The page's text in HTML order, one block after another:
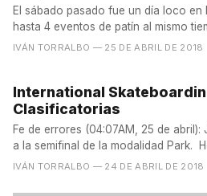
El sábado pasado fue un día loco
hasta 4 eventos de patín al mismo
IVÁN TORRALBO — 25 DE ABRIL DE 2018
International
Clasificatorias
Fe de errores (04:07AM, 25 de abril):
a
IVÁN TORRALBO — 24 DE ABRIL DE 2018